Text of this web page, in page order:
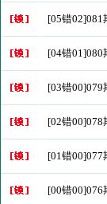
[05错
[04错
[03错
[02错
[01错
[00错